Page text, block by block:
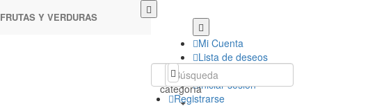
FRUTAS Y VERDURAS
Toda la
categoría
Mi Cuenta
Lista de deseos
Mi Carro
Iniciar sesión
Registrarse